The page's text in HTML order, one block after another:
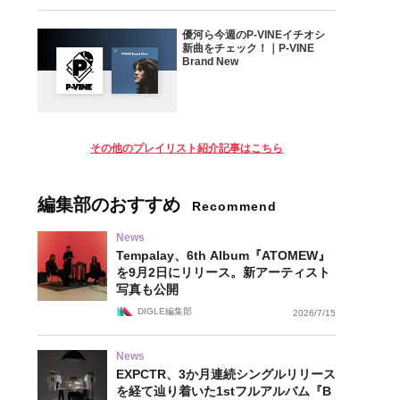
優河ら今週のP-VINEイチオシ
新曲をチェック！｜P-VINE
Brand New
その他のプレイリスト紹介記事はこちら
編集部のおすすめ Recommend
News
Tempalay、6th Album『ATOMEW』
を9月2日にリリース。新アーティスト
写真も公開
DIGLE編集部 2026/7/15
News
EXPCTR、3か月連続シングルリリース
を経て辿り着いた1stフルアルバム『B